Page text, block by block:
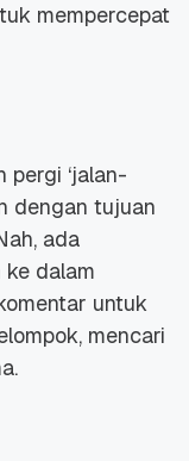
mempercepat
pergi ‘jalan-
dengan tujuan
ada
dalam
untuk
mencari